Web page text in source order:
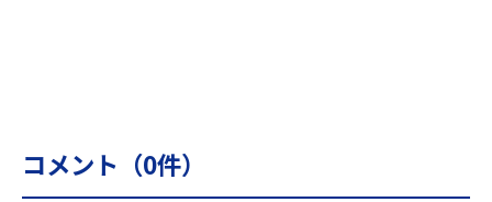
コメント（0件）